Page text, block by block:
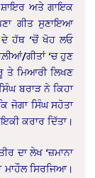
ਅਤੇ ਗਾਇਕ
ਗੀਤ ਸੁਣਾਇਆ
ਦੇ ਹੱਥ ‘ਚੋਂ ਖੋਹ ਲਓ
ਗੀਤਾਂ ‘ਚ ਹੁਣ
ਤੇ ਮਿਆਰੀ ਲਿਖਣ
ਬਰਾੜ ਨੇ ਕਿਹਾ
ਜੋਗਾ ਸਿੰਘ ਸਹੋਤਾ
ਕਰਾਰ ਦਿੱਤਾ।
ਦਾ ਲੇਖ ‘ਜ਼ਮਾਨਾ
ਮਾਹੌਲ ਸਿਰਜਿਆ।